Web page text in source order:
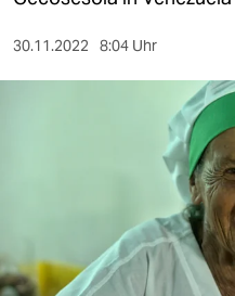
sport
verlag
30.11.2022 8:04 Uhr